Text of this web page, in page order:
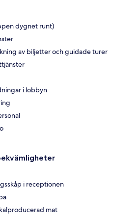
dygnet runt)
av biljetter och guidade turer
i lobbyn
i receptionen
mat